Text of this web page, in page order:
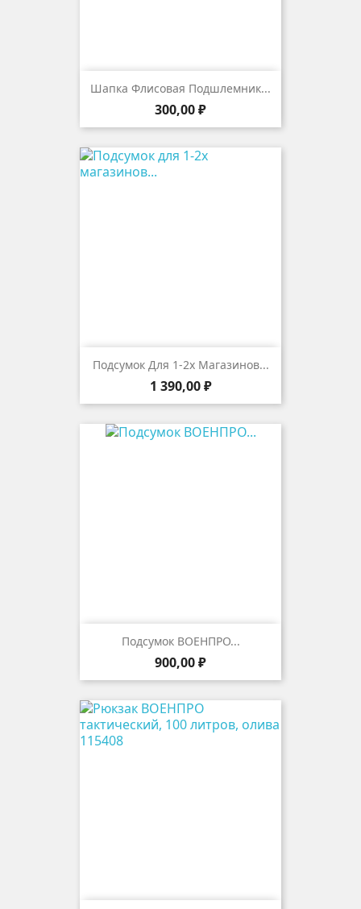
Шапка Флисовая Подшлемник...
Цена
300,00 ₽
Подсумок Для 1-2х Магазинов...
Цена
1 390,00 ₽
Подсумок ВОЕНПРО...
Цена
900,00 ₽